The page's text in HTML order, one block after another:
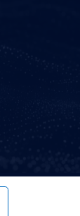
市に出